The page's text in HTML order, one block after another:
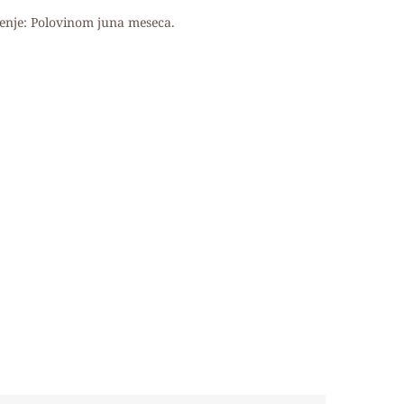
Polovinom juna meseca.